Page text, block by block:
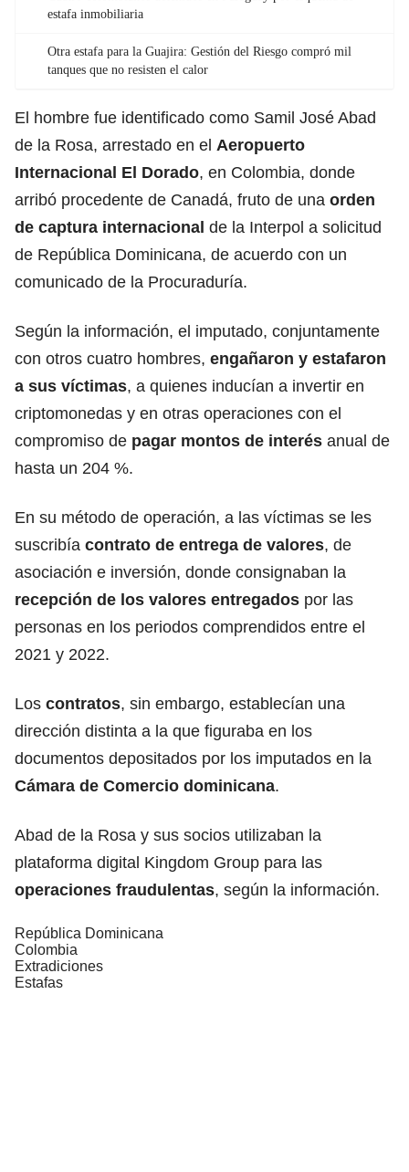
estafa inmobiliaria
Otra estafa para la Guajira: Gestión del Riesgo compró mil
tanques que no resisten el calor
El hombre fue identificado como Samil José Abad
de la Rosa, arrestado en el Aeropuerto
Internacional El Dorado, en Colombia, donde
arribó procedente de Canadá, fruto de una orden
de captura internacional de la Interpol a solicitud
de República Dominicana, de acuerdo con un
comunicado de la Procuraduría.
Según la información, el imputado, conjuntamente
con otros cuatro hombres, engañaron y estafaron
a sus víctimas, a quienes inducían a invertir en
criptomonedas y en otras operaciones con el
compromiso de pagar montos de interés anual de
hasta un 204 %.
En su método de operación, a las víctimas se les
suscribía contrato de entrega de valores, de
asociación e inversión, donde consignaban la
recepción de los valores entregados por las
personas en los periodos comprendidos entre el
2021 y 2022.
Los contratos, sin embargo, establecían una
dirección distinta a la que figuraba en los
documentos depositados por los imputados en la
Cámara de Comercio dominicana.
Abad de la Rosa y sus socios utilizaban la
plataforma digital Kingdom Group para las
operaciones fraudulentas, según la información.
República Dominicana
Colombia
Extradiciones
Estafas